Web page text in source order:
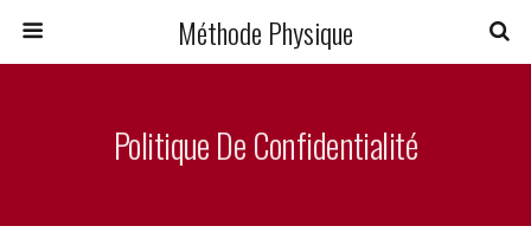
Méthode Physique
Politique De Confidentialité